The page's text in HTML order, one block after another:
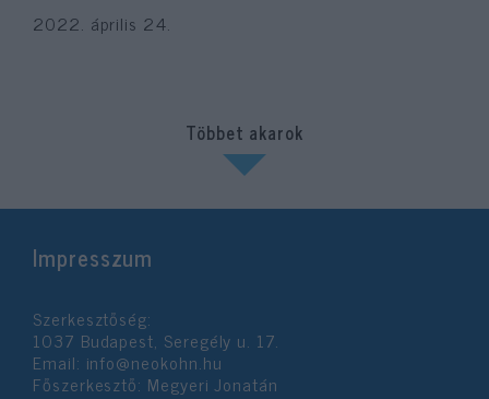
2022. április 24.
Többet akarok
Impresszum
Szerkesztőség:
1037 Budapest, Seregély u. 17.
Email: info@neokohn.hu
Főszerkesztő: Megyeri Jonatán